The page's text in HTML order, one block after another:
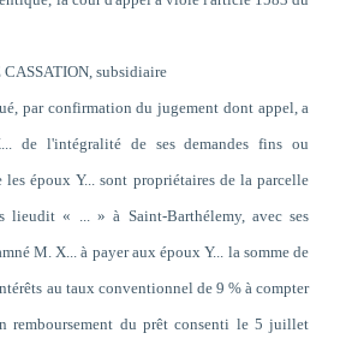
subsidiaire
par confirmation du jugement dont appel, a
de l'intégralité de ses demandes fins ou
époux Y... sont propriétaires de la parcelle
lieudit « ... » à Saint-Barthélemy, avec ses
M. X... à payer aux époux Y... la somme de
au taux conventionnel de 9 % à compter
remboursement du prêt consenti le 5 juillet